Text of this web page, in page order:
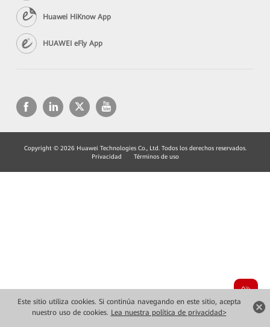
Este sitio utiliza cookies. Si continúa navegando en este sitio, acepta
nuestro uso de cookies. Lea nuestra política de privacidad>
Huawei HiKnow App
HUAWEI eFly App
Copyright © 2026 Huawei Technologies Co., Ltd. Todos los derechos reservados.
Privacidad
Términos de uso